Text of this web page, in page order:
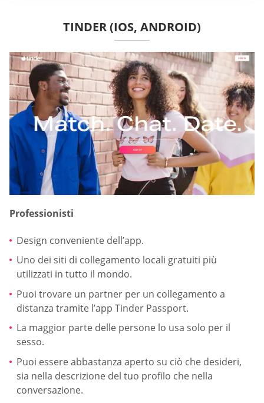
TINDER (IOS, ANDROID)
Professionisti
Design conveniente dell’app.
Uno dei siti di collegamento locali gratuiti più
utilizzati in tutto il mondo.
Puoi trovare un partner per un collegamento a
distanza tramite l’app Tinder Passport.
La maggior parte delle persone lo usa solo per il
sesso.
Puoi essere abbastanza aperto su ciò che desideri,
sia nella descrizione del tuo profilo che nella
conversazione.